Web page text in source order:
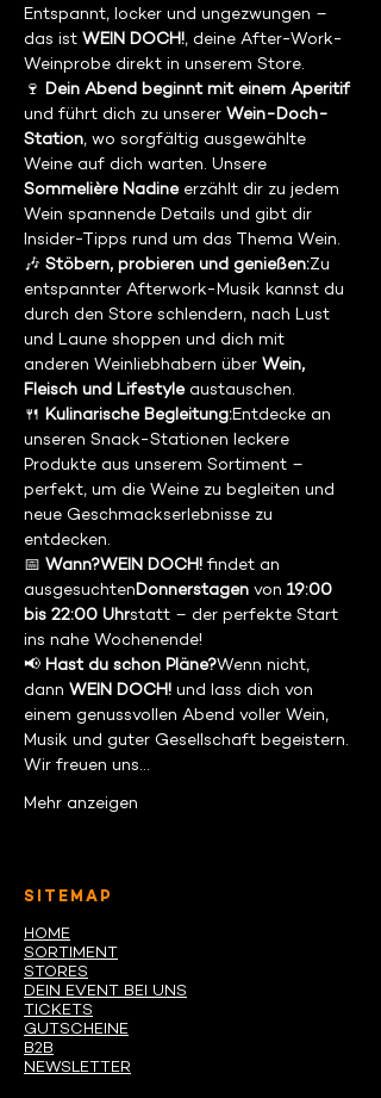
Entspannt, locker und ungezwungen –
das ist WEIN DOCH!, deine After-Work-
Weinprobe direkt in unserem Store.
🍷 Dein Abend beginnt mit einem Aperitif
und führt dich zu unserer Wein-Doch-
Station, wo sorgfältig ausgewählte
Weine auf dich warten. Unsere
Sommelière Nadine erzählt dir zu jedem
Wein spannende Details und gibt dir
Insider-Tipps rund um das Thema Wein.
🎶 Stöbern, probieren und genießen:Zu
entspannter Afterwork-Musik kannst du
durch den Store schlendern, nach Lust
und Laune shoppen und dich mit
anderen Weinliebhabern über Wein,
Fleisch und Lifestyle austauschen.
🍴 Kulinarische Begleitung:Entdecke an
unseren Snack-Stationen leckere
Produkte aus unserem Sortiment –
perfekt, um die Weine zu begleiten und
neue Geschmackserlebnisse zu
entdecken.
📅 Wann?WEIN DOCH! findet an
ausgesuchtenDonnerstagen von 19:00
bis 22:00 Uhrstatt – der perfekte Start
ins nahe Wochenende!
📢 Hast du schon Pläne?Wenn nicht,
dann WEIN DOCH! und lass dich von
einem genussvollen Abend voller Wein,
Musik und guter Gesellschaft begeistern.
Wir freuen uns…
Mehr anzeigen
SITEMAP
HOME
SORTIMENT
STORES
DEIN EVENT BEI UNS
TICKETS
GUTSCHEINE
B2B
NEWSLETTER